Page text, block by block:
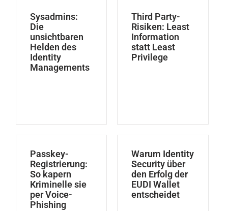
Sysadmins:
Die
unsichtbaren
Helden des
Identity
Managements
Third Party-
Risiken: Least
Information
statt Least
Privilege
Passkey-
Registrierung:
So kapern
Kriminelle sie
per Voice-
Phishing
Warum Identity
Security über
den Erfolg der
EUDI Wallet
entscheidet